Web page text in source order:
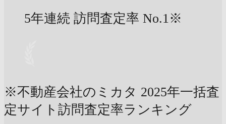
5年連続 訪問査定率 No.1※
※不動産会社のミカタ 2025年一括査
定サイト訪問査定率ランキング